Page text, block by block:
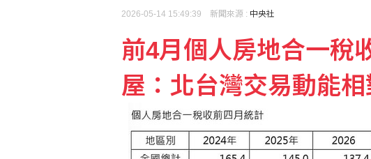
2026-05-14 15:49:39 新聞來源 : 中央社
前4月個人房地合一稅
屋：北台灣交易動能